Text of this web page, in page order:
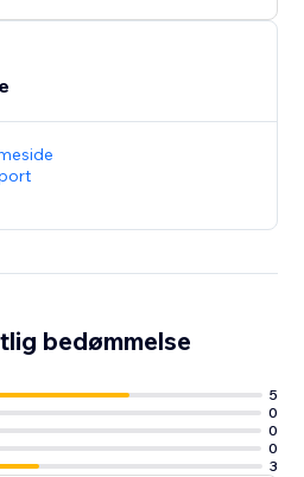
bedømmelse
5
0
0
0
3